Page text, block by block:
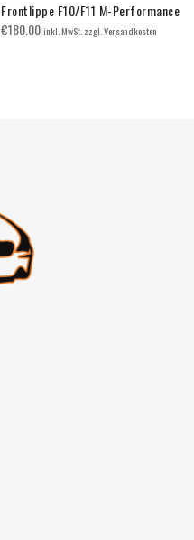
Frontlippe F10/F11 M-Performance
€180.00inkl. MwSt. zzgl. Versandkosten